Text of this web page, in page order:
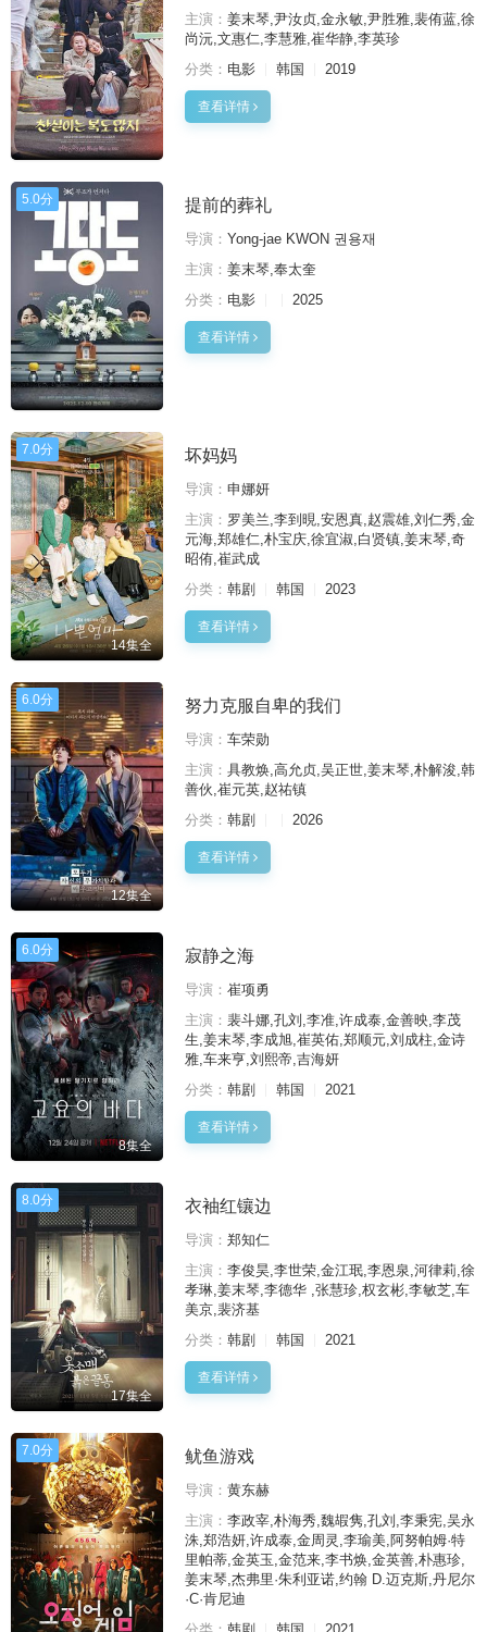
主演： 姜末琴,尹汝贞,金永敏,尹胜雅,裴侑蓝,徐
尚沅,文惠仁,李慧雅,崔华静,李英珍
分类： 电影 韩国 2019
查看详情
5.0分 提前的葬礼
导演： Yong-jae KWON 권용재
主演： 姜末琴,奉太奎
分类： 电影 2025
查看详情
7.0分
14集全
坏妈妈
导演： 申娜妍
主演： 罗美兰,李到晛,安恩真,赵震雄,刘仁秀,金
元海,郑雄仁,朴宝庆,徐宜淑,白贤镇,姜末琴,奇
昭侑,崔武成
分类： 韩剧 韩国 2023
查看详情
6.0分
12集全
努力克服自卑的我们
导演： 车荣勋
主演： 具教焕,高允贞,吴正世,姜末琴,朴解浚,韩
善伙,崔元英,赵祐镇
分类： 韩剧 2026
查看详情
6.0分
8集全
寂静之海
导演： 崔项勇
主演： 裴斗娜,孔刘,李准,许成泰,金善映,李茂
生,姜末琴,李成旭,崔英佑,郑顺元,刘成柱,金诗
雅,车来亨,刘熙帝,吉海妍
分类： 韩剧 韩国 2021
查看详情
8.0分
17集全
衣袖红镶边
导演： 郑知仁
主演： 李俊昊,李世荣,金江珉,李恩泉,河律莉,徐
孝琳,姜末琴,李德华 ,张慧珍,权玄彬,李敏芝,车
美京,裴济基
分类： 韩剧 韩国 2021
查看详情
7.0分 鱿鱼游戏
导演： 黄东赫
主演： 李政宰,朴海秀,魏嘏隽,孔刘,李秉宪,吴永
洙,郑浩妍,许成泰,金周灵,李瑜美,阿努帕姆·特
里帕蒂,金英玉,金范来,李书焕,金英善,朴惠珍,
姜末琴,杰弗里·朱利亚诺,约翰 D.迈克斯,丹尼尔
·C·肯尼迪